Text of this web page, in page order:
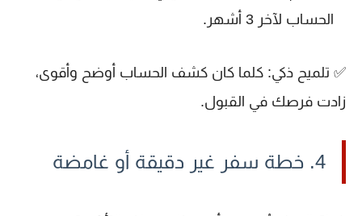
الحساب لآخر 3 أشهر.
✅ تلميح ذكي: كلما كان كشف الحساب أوضح وأقوى،
زادت فرصك في القبول.
4. خطة سفر غير دقيقة أو غامضة